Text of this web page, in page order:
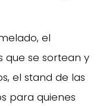
el
que se sortean y
el stand de las
para quienes